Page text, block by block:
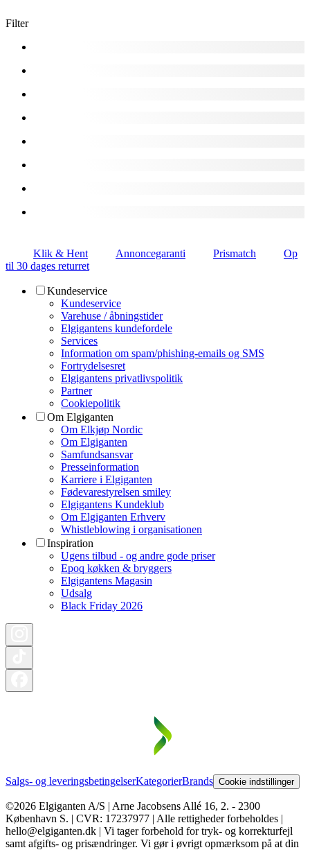
Filter
Klik & Hent Annoncegaranti Prismatch
Op
til 30 dages returret
Kundeservice
Kundeservice
Varehuse / åbningstider
Elgigantens kundefordele
Services
Information om spam/phishing-emails og SMS
Fortrydelsesret
Elgigantens privatlivspolitik
Partner
Cookiepolitik
Om Elgiganten
Om Elkjøp Nordic
Om Elgiganten
Samfundsansvar
Presseinformation
Karriere i Elgiganten
Fødevarestyrelsen smiley
Elgigantens Kundeklub
Om Elgiganten Erhverv
Whistleblowing i organisationen
Inspiration
Ugens tilbud - og andre gode priser
Epoq køkken & bryggers
Elgigantens Magasin
Udsalg
Black Friday 2026
Salgs- og leveringsbetingelserKategorierBrands Cookie indstillinger
©2026 Elgiganten A/S | Arne Jacobsens Allé 16, 2. - 2300
København S. | CVR: 17237977 | Alle rettigheder forbeholdes |
hello@elgiganten.dk | Vi tager forbehold for tryk- og korrekturfejl
samt afgifts- og prisændringer. Vi gør i øvrigt opmærksom på at din